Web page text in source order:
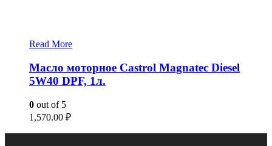
Read More
Масло моторное Castrol Magnatec Diesel
5W40 DPF, 1л.
0 out of 5
1,570.00 ₽